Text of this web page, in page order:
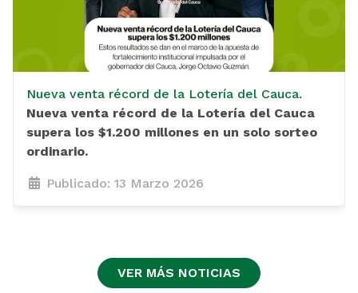
Nueva venta récord de la Lotería del Cauca.
Nueva venta récord de la Lotería del Cauca
supera los $1.200 millones en un solo sorteo
ordinario.
Publicado: 13 Marzo 2026
VER MÁS NOTICIAS